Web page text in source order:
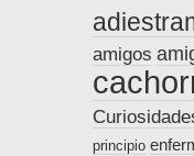
amigos
principio